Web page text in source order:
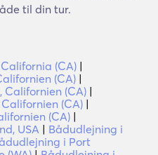
til din tur.
(CA) |
(CA) |
(CA) |
(CA) |
(CA) |
USA | Bådudlejning i
i Port